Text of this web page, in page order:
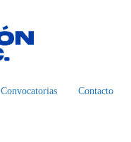
Convocatorias Contacto